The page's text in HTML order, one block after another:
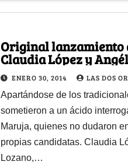
Original lanzamiento
Claudia López y
ENERO 30, 2014 LAS DOS
Apartándose de los
sometieron a un ácido
Maruja, quienes no dudaron
propias candidatas. Claudia
Lozano,…